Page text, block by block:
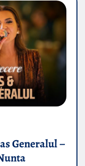
Generalul –